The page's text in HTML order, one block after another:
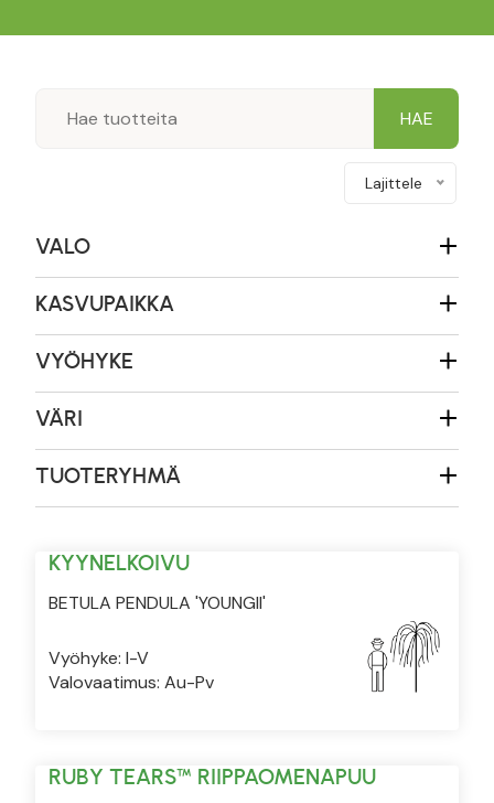
Lajittele
VALO
KASVUPAIKKA
VYÖHYKE
VÄRI
TUOTERYHMÄ
KYYNELKOIVU
BETULA PENDULA 'YOUNGII'
Vyöhyke: I-V
Valovaatimus: Au-Pv
RUBY TEARS™ RIIPPAOMENAPUU